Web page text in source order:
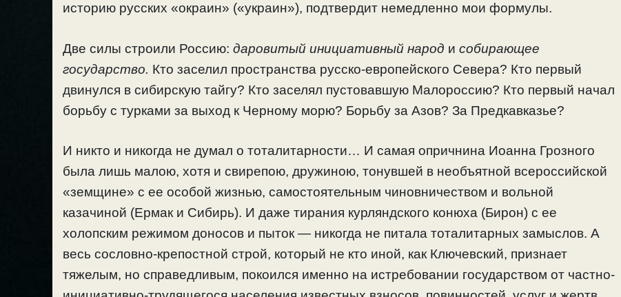
историю русских «окраин» («украин»), подтвердит немедленно мои формулы.
Две силы строили Россию: даровитый инициативный народ и собирающее
государство. Кто заселил пространства русско-европейского Севера? Кто первый
двинулся в сибирскую тайгу? Кто заселял пустовавшую Малороссию? Кто первый начал
борьбу с турками за выход к Черному морю? Борьбу за Азов? За Предкавказье?
И никто и никогда не думал о тоталитарности… И самая опричнина Иоанна Грозного
была лишь малою, хотя и свирепою, дружиною, тонувшей в необъятной всероссийской
«земщине» с ее особой жизнью, самостоятельным чиновничеством и вольной
казачиной (Ермак и Сибирь). И даже тирания курляндского конюха (Бирон) с ее
холопским режимом доносов и пыток— никогда не питала тоталитарных замыслов. А
весь сословно-крепостной строй, который не кто иной, как Ключевский, признает
тяжелым, но справедливым, покоился именно на истребовании государством от частно-